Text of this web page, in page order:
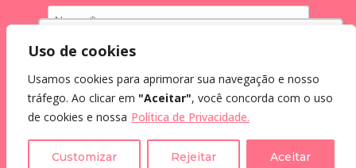
Eu concordo em receber comunicações.
Ao informar meus dados, eu concordo com a
Utilizamos cookies para oferecer melhor
como você interage em nosso site e
personalizar conteúdo.
Uso de cookies
Usamos cookies para aprimorar sua navegação e nosso
tráfego. Ao clicar em "Aceitar", você concorda com o uso
de cookies e nossa Política de Privacidade.
Customizar Rejeitar Aceitar
varejosa@cndl.org.br
2024®. Todos os direitos reservados.